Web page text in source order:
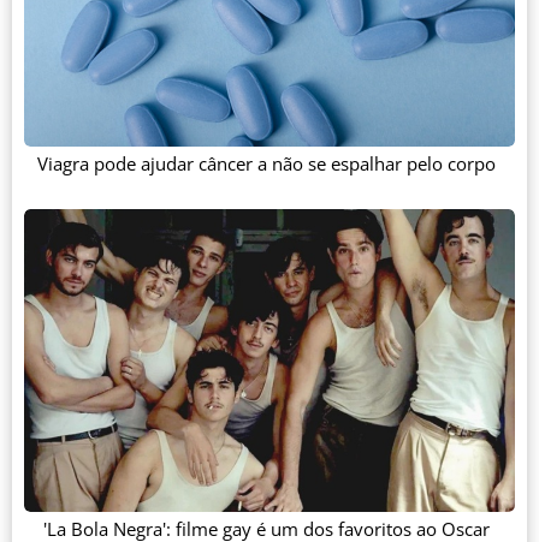
Viagra pode ajudar câncer a não se espalhar pelo corpo
'La Bola Negra': filme gay é um dos favoritos ao Oscar